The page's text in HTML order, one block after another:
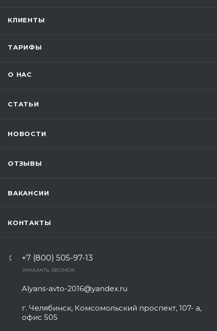
КЛИЕНТЫ
ТАРИФЫ
О НАС
СТАТЬИ
НОВОСТИ
ОТЗЫВЫ
ВАКАНСИИ
КОНТАКТЫ
+7 (800) 505-97-13
ЗАКАЗАТЬ ЗВОНОК
Alyans-avto-2016@yandex.ru
г. Челябинск, Комсомольский проспект, 107- а,
офис 505